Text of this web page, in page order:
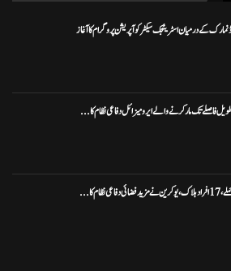
ڈنمارک کے درمیان اسٹریٹجک سیکٹر کوآپریشن پروگرام کا آغاز
فاصلے تک مار کرنے والے ایرو میزائل دفاعی نظام کا...
نظام کا...